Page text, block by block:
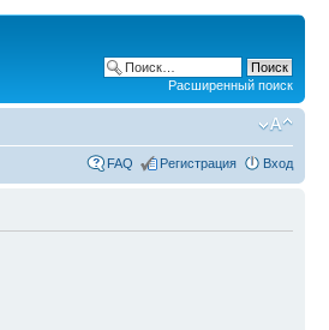
Расширенный поиск
FAQ Регистрация Вход